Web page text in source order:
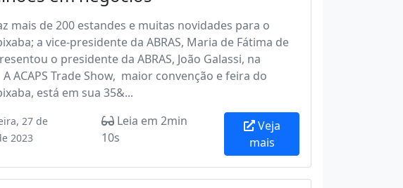
mais de 200 estandes e muitas novidades para o
a vice-presidente da ABRAS, Maria de Fátima de
o presidente da ABRAS, João Galassi, na
ACAPS Trade Show, maior convenção e feira do
está em sua 35&...
27 de
2023
Leia em 2min
10s
Veja
mais